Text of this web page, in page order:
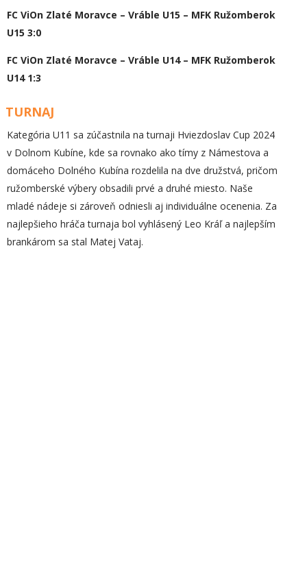
FC ViOn Zlaté Moravce – Vráble U15 – MFK Ružomberok
U15 3:0
FC ViOn Zlaté Moravce – Vráble U14 – MFK Ružomberok
U14 1:3
TURNAJ
Kategória U11 sa zúčastnila na turnaji Hviezdoslav Cup 2024
v Dolnom Kubíne, kde sa rovnako ako tímy z Námestova a
domáceho Dolného Kubína rozdelila na dve družstvá, pričom
ružomberské výbery obsadili prvé a druhé miesto. Naše
mladé nádeje si zároveň odniesli aj individuálne ocenenia. Za
najlepšieho hráča turnaja bol vyhlásený Leo Kráľ a najlepším
brankárom sa stal Matej Vataj.